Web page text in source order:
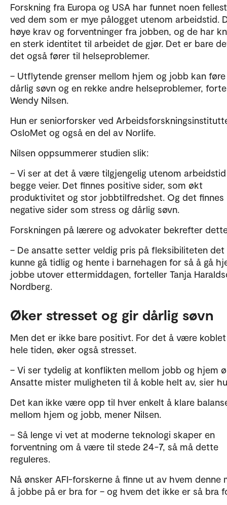
Forskning fra Europa og USA har funnet noen
ved dem som er mye pålogget utenom arbeidstid.
høye krav og forventninger fra jobben, og de har
en sterk identitet til arbeidet de gjør. Det er bare
det også fører til helseproblemer.
– Utflytende grenser mellom hjem og jobb kan
dårlig søvn og en rekke andre helseproblemer,
Wendy Nilsen.
Hun er seniorforsker ved
OsloMet og også en del av Norlife.
Nilsen oppsummerer studien slik:
– Vi ser at det å være tilgjengelig utenom
begge veier. Det finnes positive sider, som økt
produktivitet og stor jobbtilfredshet. Og det finnes
negative sider som stress og dårlig søvn.
Forskningen på lærere og advokater bekrefter
– De ansatte setter veldig pris på fleksibiliteten det
kunne gå tidlig og hente i barnehagen for så å gå
jobbe utover ettermiddagen, forteller Tanja
Nordberg.
Øker stresset og gir dårlig søvn
Men det er ikke bare positivt. For det å være
hele tiden, øker også stresset.
– Vi ser tydelig at konflikten mellom jobb og hjem
Ansatte mister muligheten til å koble helt av, sier
Det kan ikke være opp til hver enkelt å klare
mellom hjem og jobb, mener Nilsen.
– Så lenge vi vet at moderne teknologi skaper en
forventning om å være til stede 24-7, så må dette
reguleres.
Nå ønsker AFI-forskerne å finne ut av hvem denne
å jobbe på er bra for – og hvem det ikke er så bra